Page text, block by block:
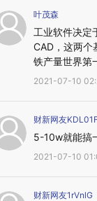
叶茂森
工业软件决定
CAD，这两个
铁产量世界第
2021-07-10
财新网友
5-10w就能搞
2021-07-10
财新网友1rVnlG